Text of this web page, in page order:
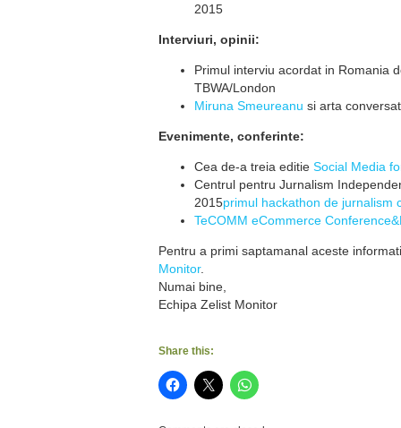
2015
Interviuri, opinii:
Primul interviu acordat in Romania
TBWA/London
Miruna Smeureanu si arta
Evenimente, conferinte:
Cea de-a treia editie Social Media
Centrul pentru Jurnalism
2015primul hackathon de jurnalism
TeCOMM eCommerce
Pentru a primi saptamanal aceste
Monitor.
Numai bine,
Echipa Zelist Monitor
Share this: